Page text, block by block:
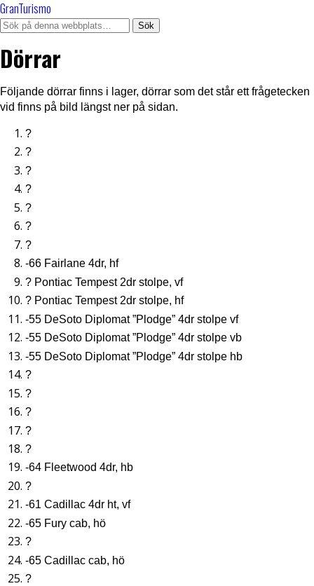
GranTurismo
Dörrar
Följande dörrar finns i lager, dörrar som det står ett frågetecken
vid finns på bild längst ner på sidan.
?
?
?
?
?
?
?
-66 Fairlane 4dr, hf
? Pontiac Tempest 2dr stolpe, vf
? Pontiac Tempest 2dr stolpe, hf
-55 DeSoto Diplomat ”Plodge” 4dr stolpe vf
-55 DeSoto Diplomat ”Plodge” 4dr stolpe vb
-55 DeSoto Diplomat ”Plodge” 4dr stolpe hb
?
?
?
?
?
-64 Fleetwood 4dr, hb
?
-61 Cadillac 4dr ht, vf
-65 Fury cab, hö
?
-65 Cadillac cab, hö
?